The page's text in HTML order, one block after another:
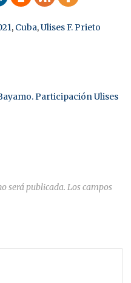
, Cuba,Ulises F. Prieto
Participación Ulises
será publicada. Los campos